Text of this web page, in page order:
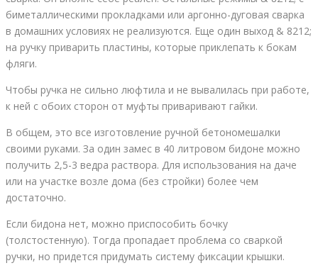
биметаллическими прокладками или аргонно-дуговая сварка
в домашних условиях не реализуются. Еще один выход & 8212;
на ручку приварить пластины, которые приклепать к бокам
фляги.
Чтобы ручка не сильно люфтила и не вывалилась при работе,
к ней с обоих сторон от муфты приваривают гайки.
В общем, это все изготовление ручной бетономешалки
своими руками. За один замес в 40 литровом бидоне можно
получить 2,5-3 ведра раствора. Для использования на даче
или на участке возле дома (без стройки) более чем
достаточно.
Если бидона нет, можно приспособить бочку
(толстостенную). Тогда пропадает проблема со сваркой
ручки, но придется придумать систему фиксации крышки.